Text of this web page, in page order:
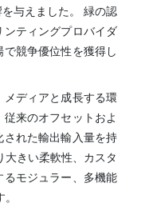
与えました。 緑の認
ティングプロバイダ
競争優位性を獲得し
ディアと成長する環
来のオフセットおよ
れた輸出輸入量を持
大きい柔軟性、カスタ
モジュラー、多機能